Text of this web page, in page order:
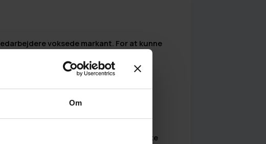
Om
voksede markant. For at kunne
at både nye og eksisterende
sammenhængskraft.
feedback med fokus på deres unikke